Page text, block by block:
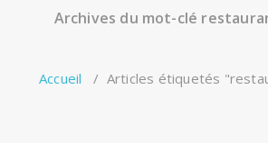
Archives du mot-clé
Accueil / Articles étiquetés